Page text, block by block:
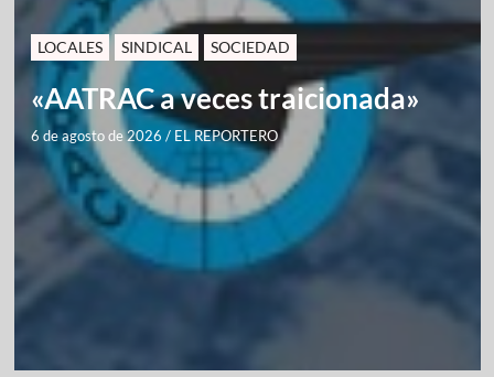
LOCALES SINDICAL SOCIEDAD
«AATRAC a veces traicionada»
6 de agosto de 2026 / EL REPORTERO